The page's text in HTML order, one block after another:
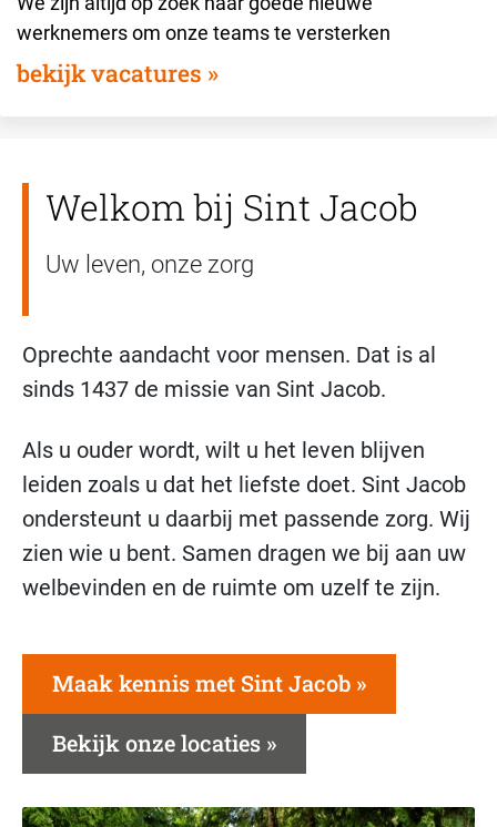
werknemers om onze teams te versterken
bekijk vacatures
Welkom bij Sint Jacob
Uw leven, onze zorg
Oprechte aandacht voor mensen. Dat is al
sinds 1437 de missie van Sint Jacob.
Als u ouder wordt, wilt u het leven blijven
leiden zoals u dat het liefste doet. Sint Jacob
ondersteunt u daarbij met passende zorg. Wij
zien wie u bent. Samen dragen we bij aan uw
welbevinden en de ruimte om uzelf te zijn.
Maak kennis met Sint Jacob
Bekijk onze locaties